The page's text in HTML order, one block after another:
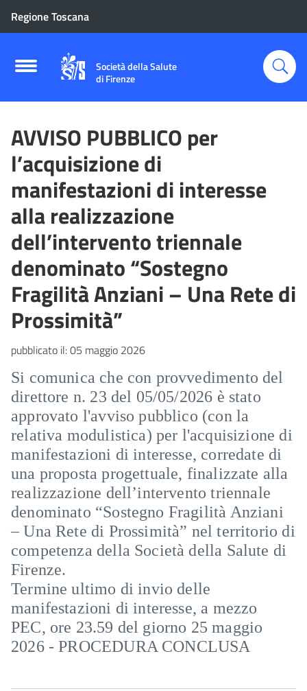
Regione Toscana
Società della Salute
di Firenze
AVVISO PUBBLICO per
l’acquisizione di
manifestazioni di interesse
alla realizzazione
dell’intervento triennale
denominato “Sostegno
Fragilità Anziani – Una Rete di
Prossimità”
pubblicato il:05 maggio 2026
Si comunica che con provvedimento del
direttore n. 23 del 05/05/2026 è stato
approvato l'avviso pubblico (con la
relativa modulistica) per l'acquisizione di
manifestazioni di interesse, corredate di
una proposta progettuale, finalizzate alla
realizzazione dell’intervento triennale
denominato “Sostegno Fragilità Anziani
– Una Rete di Prossimità” nel territorio di
competenza della Società della Salute di
Firenze.
Termine ultimo di invio delle
manifestazioni di interesse, a mezzo
PEC, ore 23.59 del giorno 25 maggio
2026 - PROCEDURA CONCLUSA